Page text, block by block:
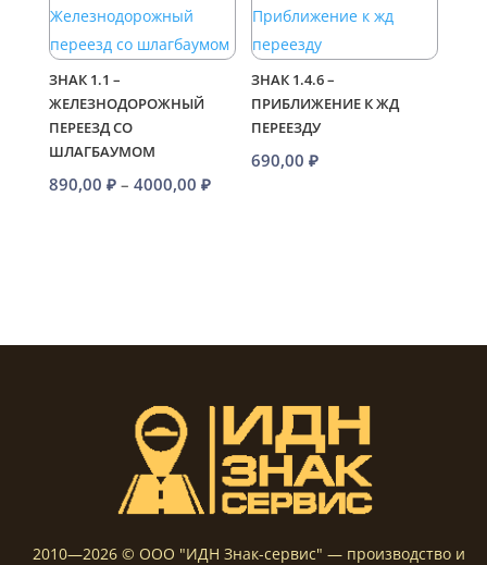
4200,00 ₽
ЗНАК 1.1 –
ЖЕЛЕЗНОДОРОЖНЫЙ
ПЕРЕЕЗД СО
ШЛАГБАУМОМ
890,00 ₽ – 4000,00 ₽Диапазон
ЗНАК 1.4.6 –
ПРИБЛИЖЕНИЕ К ЖД
ПЕРЕЕЗДУ
690,00₽
2010—2026 © ООО "ИДН Знак-сервис" — производство и